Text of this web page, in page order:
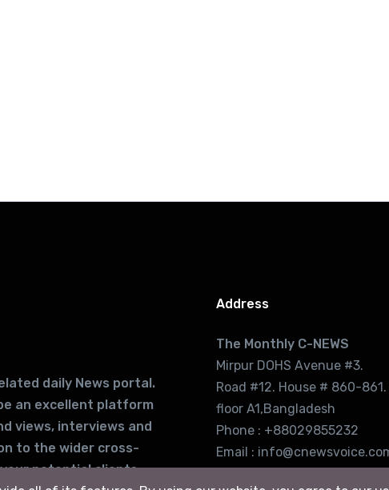
daily News portal.
an excellent platform
views, interviews and
to the wider cross-
potential clients
Address
The Monthly C-NEWS
Mirpur DOHS Avenue #3.
Road #12. House # 860-
floor A1,Bangladesh
Phone : +88029855232
Email :